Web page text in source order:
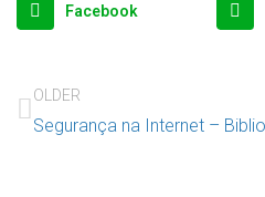
Facebook
OLDER